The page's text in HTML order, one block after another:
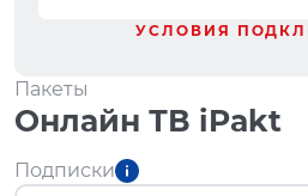
УСЛОВИЯ
Пакеты
Онлайн ТВ iPakt
Подписки